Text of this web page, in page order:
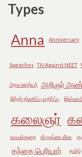
Types
Anna Anniversary
Speeches TN Against NEET
அரசு ஊழியர் அறிஞர்
இந்தி திணிப்பு எதிர்ப்பு
கலைஞர்
காவல்துறை கிருஷ்ண லீலா
தந்தை பெரியார் தமிழ்